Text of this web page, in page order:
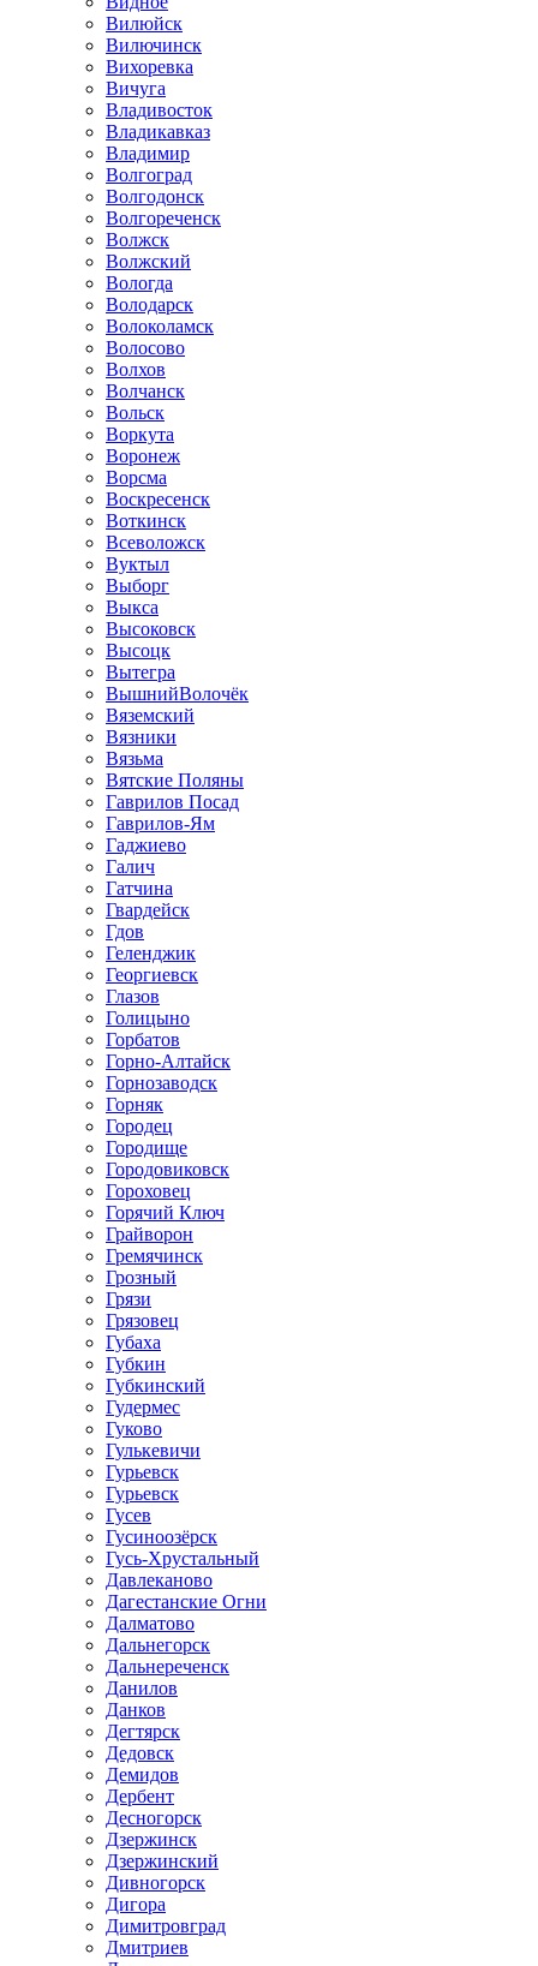
Вилюйск
Вилючинск
Вихоревка
Вичуга
Владивосток
Владикавказ
Владимир
Волгоград
Волгодонск
Волгореченск
Волжск
Волжский
Вологда
Володарск
Волоколамск
Волосово
Волхов
Волчанск
Вольск
Воркута
Воронеж
Ворсма
Воскресенск
Воткинск
Всеволожск
Вуктыл
Выборг
Выкса
Высоковск
Высоцк
Вытегра
ВышнийВолочёк
Вяземский
Вязники
Вязьма
Вятские Поляны
Гаврилов Посад
Гаврилов-Ям
Гаджиево
Галич
Гатчина
Гвардейск
Гдов
Геленджик
Георгиевск
Глазов
Голицыно
Горбатов
Горно-Алтайск
Горнозаводск
Горняк
Городец
Городище
Городовиковск
Гороховец
Горячий Ключ
Грайворон
Гремячинск
Грозный
Грязи
Грязовец
Губаха
Губкин
Губкинский
Гудермес
Гуково
Гулькевичи
Гурьевск
Гурьевск
Гусев
Гусиноозёрск
Гусь-Хрустальный
Давлеканово
Дагестанские Огни
Далматово
Дальнегорск
Дальнереченск
Данилов
Данков
Дегтярск
Дедовск
Демидов
Дербент
Десногорск
Дзержинск
Дзержинский
Дивногорск
Дигора
Димитровград
Дмитриев